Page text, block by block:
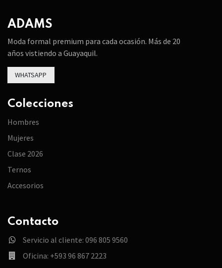
ADAMS
Moda formal premium para cada ocasión. Más de 20
años vistiendo a Guayaquil.
WHATSAPP
Colecciones
Hombres
Mujeres
Clase 2026
Ternos
Accesorios
Contacto
Servicio al cliente: 096 805 9560
Oficina: +593 96 867 2223